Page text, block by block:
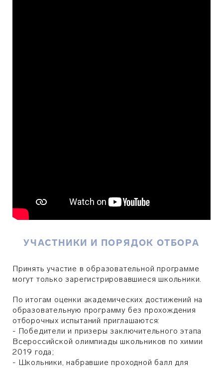
УЧАСТНИКИ И ПОРЯДОК ОТБОРА
Принять участие в образовательной программе
могут только зарегистрировавшиеся школьники.
По итогам оценки академических достижений на
образовательную программу без прохождения
отборочных испытаний приглашаются:
- Победители и призеры заключительного этапа
Всероссийской олимпиады школьников по химии
2019 года;
- Школьники, набравшие проходной балл для